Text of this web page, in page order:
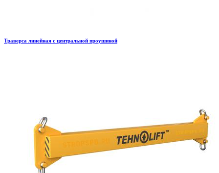
Траверса линейная с центральной проушиной